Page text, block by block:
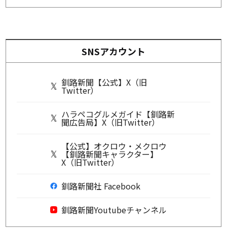
SNSアカウント
釧路新聞【公式】X（旧
Twitter）
ハラペコグルメガイド【釧路新
聞広告局】X（旧Twitter）
【公式】オクロウ・メクロウ
【釧路新聞キャラクター】
X（旧Twitter）
釧路新聞社 Facebook
釧路新聞Youtubeチャンネル